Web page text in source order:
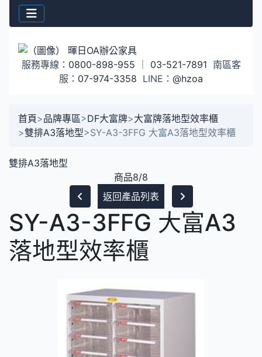
服務專線： 0800-898-955 03-521-7891 南區客
服： 07-974-3358 LINE： @hzoa
首頁>品牌專區>DF大富牌>大富牌落地型效率櫃
>雙排A3落地型>SY-A3-3FFG 大富A3落地型效率櫃
雙排A3落地型
商品8/8
返回產品列表
SY-A3-3FFG 大富A3
落地型效率櫃